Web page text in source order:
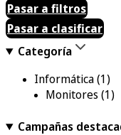
Pasar a filtros
Pasar a clasificar
Categoría
Informática(1)
Monitores (1)
Campañas